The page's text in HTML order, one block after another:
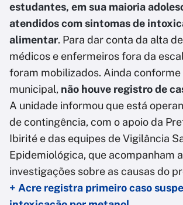
estudantes, em sua maioria
atendidos com sintomas de
alimentar. Para dar conta da alta
médicos e enfermeiros fora da
foram mobilizados. Ainda conforme
municipal, não houve registro de
A unidade informou que está
de contingência, com o apoio da
Ibirité e das equipes de Vigilância
Epidemiológica, que acompanham
investigações sobre as causas do
+ Acre registra primeiro caso